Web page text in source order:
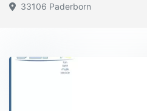
33106 Paderborn